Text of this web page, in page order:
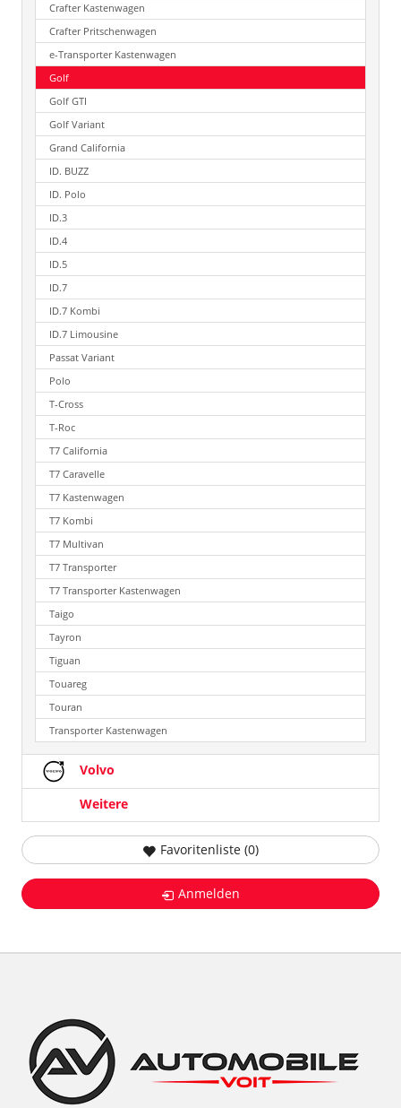
Crafter Kastenwagen
Crafter Pritschenwagen
e-Transporter Kastenwagen
Golf
Golf GTI
Golf Variant
Grand California
ID. BUZZ
ID. Polo
ID.3
ID.4
ID.5
ID.7
ID.7 Kombi
ID.7 Limousine
Passat Variant
Polo
T-Cross
T-Roc
T7 California
T7 Caravelle
T7 Kastenwagen
T7 Kombi
T7 Multivan
T7 Transporter
T7 Transporter Kastenwagen
Taigo
Tayron
Tiguan
Touareg
Touran
Transporter Kastenwagen
Volvo
Weitere
Favoritenliste (0)
Anmelden